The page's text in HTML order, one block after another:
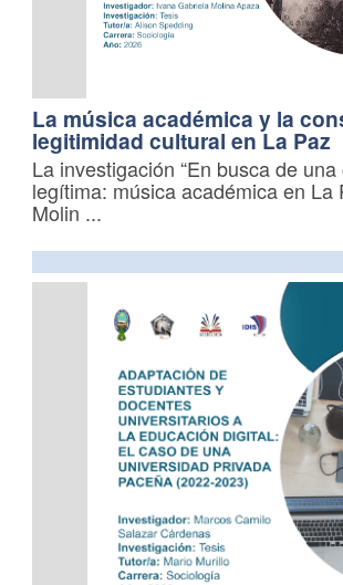
La música académica y la
legitimidad cultural en La Paz
La investigación “En busca de
legítima: música académica en La
Molin ...